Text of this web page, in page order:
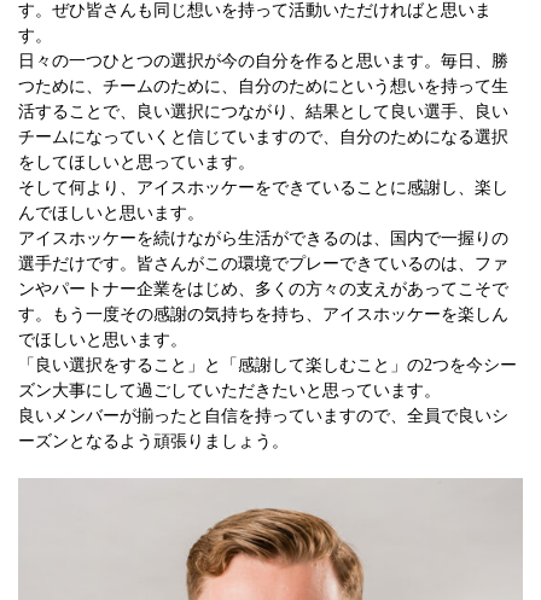
す。ぜひ皆さんも同じ想いを持って活動いただければと思いま
す。
日々の一つひとつの選択が今の自分を作ると思います。毎日、勝
つために、チームのために、自分のためにという想いを持って生
活することで、良い選択につながり、結果として良い選手、良い
チームになっていくと信じていますので、自分のためになる選択
をしてほしいと思っています。
そして何より、アイスホッケーをできていることに感謝し、楽し
んでほしいと思います。
アイスホッケーを続けながら生活ができるのは、国内で一握りの
選手だけです。皆さんがこの環境でプレーできているのは、ファ
ンやパートナー企業をはじめ、多くの方々の支えがあってこそで
す。もう一度その感謝の気持ちを持ち、アイスホッケーを楽しん
でほしいと思います。
「良い選択をすること」と「感謝して楽しむこと」の2つを今シー
ズン大事にして過ごしていただきたいと思っています。
良いメンバーが揃ったと自信を持っていますので、全員で良いシ
ーズンとなるよう頑張りましょう。